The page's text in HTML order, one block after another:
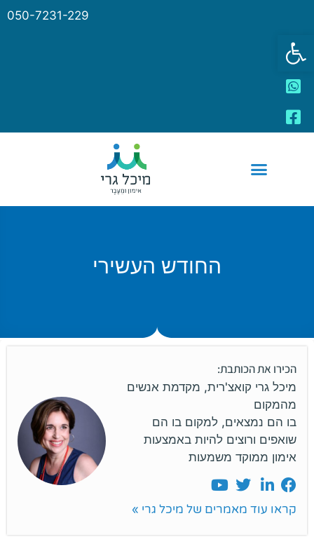
פתח סרגל נגישות
050-7231-229
החודש העשירי
הכירו את הכותבת:
מיכל גרי קואצ'רית, מקדמת אנשים
מהמקום
בו הם נמצאים, למקום בו הם
שואפים ורוצים להיות באמצעות
אימון ממוקד משמעות
קראו עוד מאמרים של מיכל גרי »